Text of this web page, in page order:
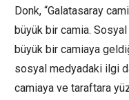
Donk, “Galatasaray
büyük bir camia.
büyük bir camiaya
sosyal medyadaki ilgi
camiaya ve taraftara